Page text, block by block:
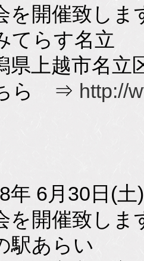
開催致しま
てらす名立
市名立区
ら ⇒ http://
年 6月30日(土)
開催致しま
駅あらい